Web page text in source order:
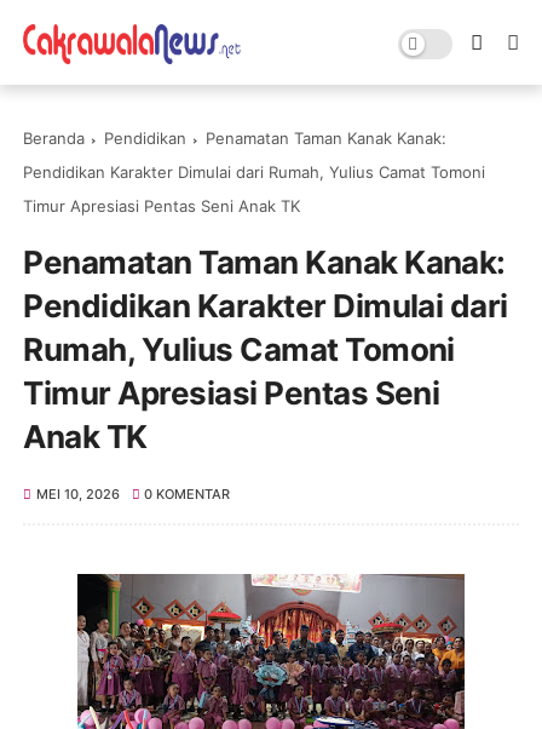
Beranda Pendidikan
Penamatan Taman Kanak Kanak:
Pendidikan Karakter Dimulai dari Rumah, Yulius Camat Tomoni
Timur Apresiasi Pentas Seni Anak TK
Penamatan Taman Kanak Kanak:
Pendidikan Karakter Dimulai dari
Rumah, Yulius Camat Tomoni
Timur Apresiasi Pentas Seni
Anak TK
MEI 10, 2026 0 KOMENTAR